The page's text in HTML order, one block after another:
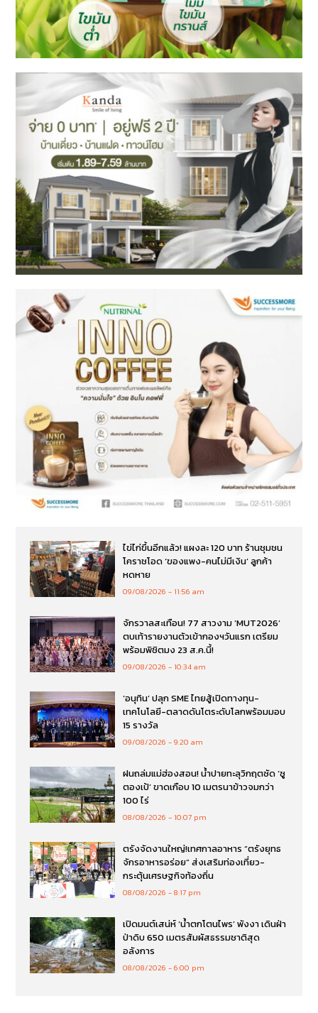
ไข่ไก่ขึ้นอีกแล้ว! แผงละ 120 บาท ร้านชุมชน
โคราชโอด ‘ของแพง-คนไม่มีเงิน’ ลูกค้า
หดหาย
09/08/2026 11:56 am
จักรวาลสะเทือน! 77 สาวงาม ‘MUT2026’
ตบเท้ารายงานตัวเข้ากองฯวันแรก เตรียม
พร้อมพิชิตมง 23 ส.ค.นี้!
09/08/2026 10:34 am
‘อนุทิน’ ปลุก SME ไทยสู้เปิดทางทุน-
เทคโนโลยี-ตลาดดันโตระดับโลกพร้อมมอบ
15 รางวัล
09/08/2026 9:20 am
ฝนถล่มแม่ฮ่องสอน! น้ำปายทะลุวิกฤตซัด ‘ซู
ตองเป้’ ขาดเกือบ 10 เมตรนาข้าวจมกว่า
100 ไร่
08/08/2026 10:07 pm
ตรังจัดงานใหญ่!เทศกาลอาหาร “ตรังยุทธ
จักรอาหารอร่อย” ส่งเสริมท่องเที่ยว-
กระตุ้นเศรษฐกิจท้องถิ่น
08/08/2026 8:17 pm
เปิดมนต์เสน่ห์ ‘น้ำตกโตนไพร’ พังงา เดินฝ่า
ป่าดิบ 650 เมตรสัมผัสธรรมชาติสุด
อลังการ
08/08/2026 6:00 pm